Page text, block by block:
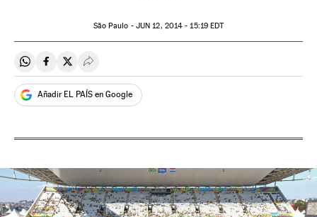
São Paulo - JUN 12, 2014 - 15:19EDT
Compartir en Whatsapp
Compartir en Facebook
Compartir en Twitter
Desplegar Redes Sociales
Añadir EL PAÍS en Google